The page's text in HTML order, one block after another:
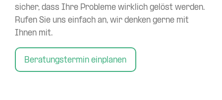
sicher, dass Ihre Probleme wirklich gelöst werden.
Rufen Sie uns einfach an, wir denken gerne mit
Ihnen mit.
Beratungstermin einplanen